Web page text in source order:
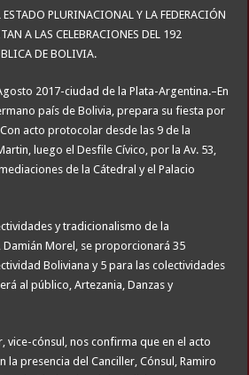
PLURINACIONAL Y LA FEDERACIÓN
A LAS CELEBRACIONES DEL 192
DE BOLIVIA.
2017-ciudad de la Plata-Argentina.–En
país de Bolivia, prepara su fiesta por
acto protocolar desde las 9 de la
luego el Desfile Cívico, por la Av. 53,
de la Cátedral y el Palacio
y tradicionalismo de la
Damián Morel, se proporcionará 35
Boliviana y 5 para las colectividades
al público, Artezania, Danzas y
vice-cónsul, nos confirma que en el acto
la presencia del Canciller, Cónsul, Ramiro